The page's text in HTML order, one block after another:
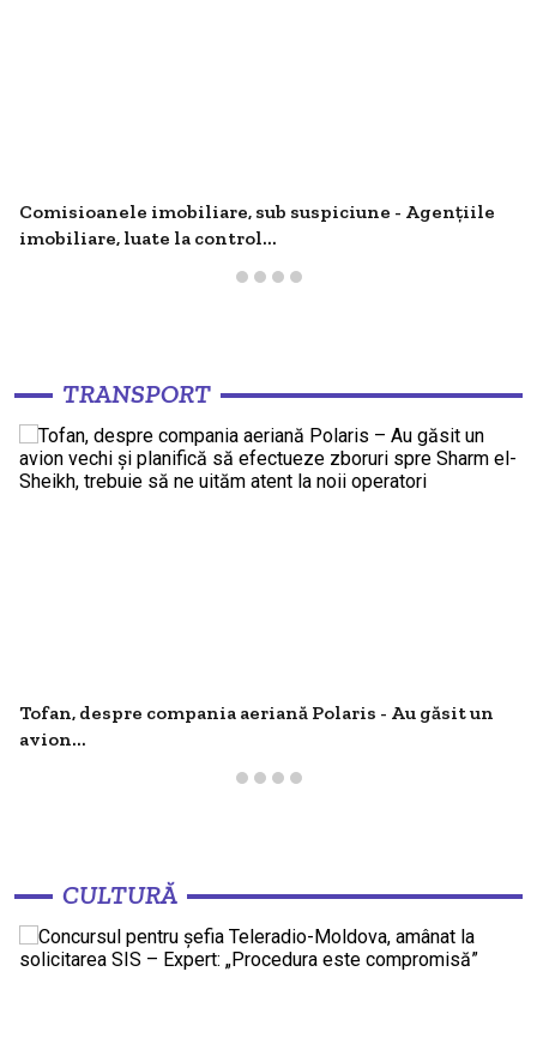
Comisioanele imobiliare, sub suspiciune - Agențiile
imobiliare, luate la control...
TRANSPORT
Tofan, despre compania aeriană Polaris - Au găsit un
avion...
CULTURĂ